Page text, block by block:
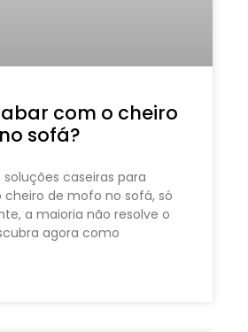
com o cheiro
sofá?
soluções caseiras para
de mofo no sofá, só
a maioria não resolve o
agora como